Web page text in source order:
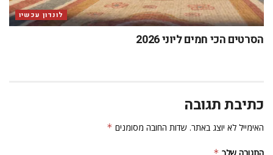
לונדון עכשיו
הסרטים הכי חמים ליוני 2026
כתיבת תגובה
האימייל לא יוצג באתר. שדות החובה מסומנים *